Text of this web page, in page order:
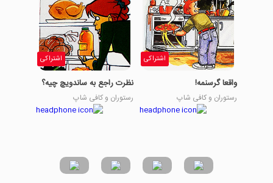
اشتراکی
واقعا گرسنمه!
رستوران و کافی شاپ
اشتراکی
نظرت راجع به ساندویچ چیه؟
رستوران و کافی شاپ